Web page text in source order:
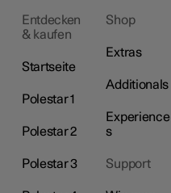
Entdecken
& kaufen
Startseite
Polestar 1
Polestar 2
Polestar 3
Shop
Extras
Additionals
Experience
s
Support